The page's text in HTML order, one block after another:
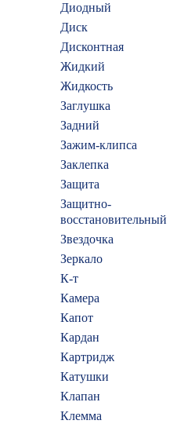
Диодный
Диск
Дисконтная
Жидкий
Жидкость
Заглушка
Задний
Зажим-клипса
Заклепка
Защита
Защитно-
восстановительный
Звездочка
Зеркало
К-т
Камера
Капот
Кардан
Картридж
Катушки
Клапан
Клемма